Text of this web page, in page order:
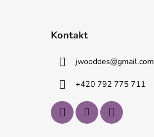
Kontakt
jwooddes@gmail.com
+420 792 775 711